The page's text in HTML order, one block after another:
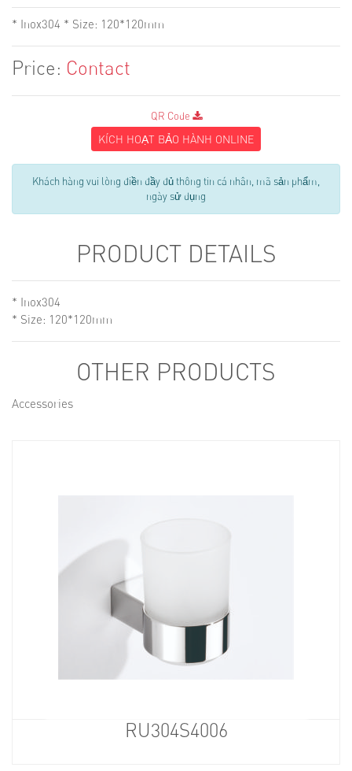
* Inox304 * Size: 120*120mm
Price: Contact
QR Code
KÍCH HOẠT BẢO HÀNH ONLINE
Khách hàng vui lòng điền đầy đủ thông tin cá nhân, mã sản phẩm,
ngày sử dụng
PRODUCT DETAILS
* Inox304
* Size: 120*120mm
OTHER PRODUCTS
Accessories
RU304S4006